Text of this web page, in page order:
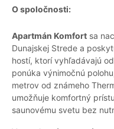
O spoločnosti:
Apartmán Komfort sa
Dunajskej Strede a
hostí, ktorí vyhľadávajú
ponúka výnimočnú
metrov od známeho
umožňuje komfortný
saunovému svetu bez